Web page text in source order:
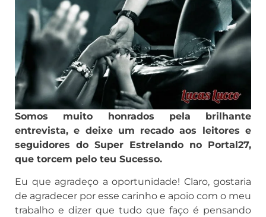
Somos muito honrados pela brilhante
entrevista, e deixe um recado aos leitores e
seguidores do Super Estrelando no Portal27,
que torcem pelo teu Sucesso.
Eu que agradeço a oportunidade! Claro, gostaria
de agradecer por esse carinho e apoio com o meu
trabalho e dizer que tudo que faço é pensando